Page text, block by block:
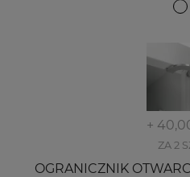
+
ZA 2
OGRANICZNIK